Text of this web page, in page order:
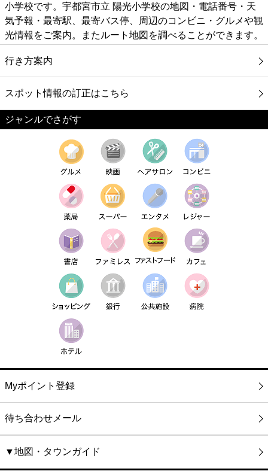
小学校です。宇都宮市立 陽光小学校の地図・電話番号・天
気予報・最寄駅、最寄バス停、周辺のコンビニ・グルメや観
光情報をご案内。またルート地図を調べることができます。
行き方案内
スポット情報の訂正はこちら
ジャンルでさがす
Myポイント登録
待ち合わせメール
▼地図・タウンガイド